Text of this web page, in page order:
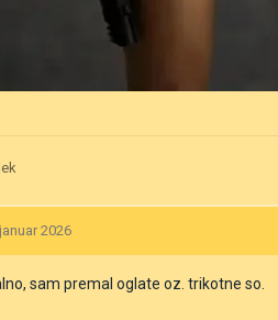
2026
sam premal oglate oz. trikotne so.